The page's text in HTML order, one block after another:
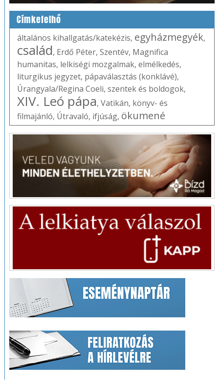
Címkefelhő
általános kihallgatás/katekézis, egyházmegyék,
család, Erdő Péter, Szentév, Magnifica
humanitas, lelkiségi mozgalmak, elmélkedés,
liturgikus jegyzet, pápaválasztás (konklávé),
Úrangyala/Regina Coeli, szentek és boldogok,
XIV. Leó pápa, Vatikán, könyv- és
filmajánló, Útravaló, ifjúság, ökumené